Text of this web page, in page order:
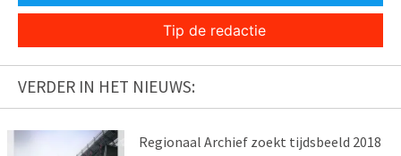
Tip de redactie
VERDER IN HET NIEUWS:
Regionaal Archief zoekt tijdsbeeld 2018